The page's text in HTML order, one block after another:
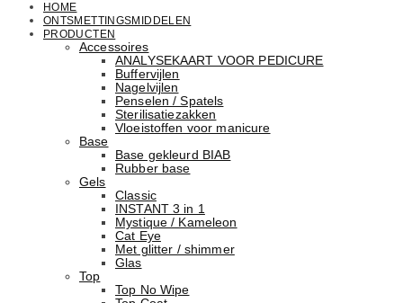
HOME
ONTSMETTINGSMIDDELEN
PRODUCTEN
Accessoires
ANALYSEKAART VOOR PEDICURE
Buffervijlen
Nagelvijlen
Penselen / Spatels
Sterilisatiezakken
Vloeistoffen voor manicure
Base
Basе gekleurd BIAB
Rubber basе
Gels
Classic
INSTANT 3 in 1
Mystique / Kameleon
Cat Eye
Met glitter / shimmer
Glas
Top
Top No Wipe